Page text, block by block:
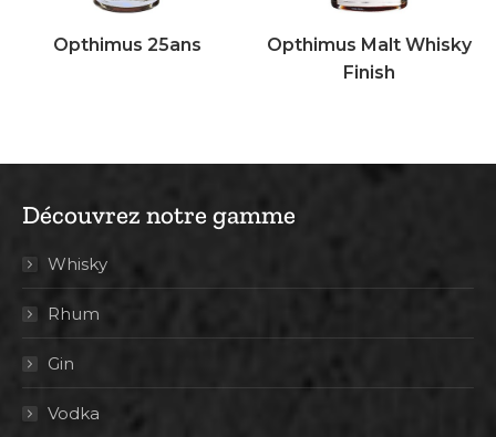
Opthimus 25ans
Opthimus Malt Whisky
Finish
Découvrez notre gamme
Whisky
Rhum
Gin
Vodka